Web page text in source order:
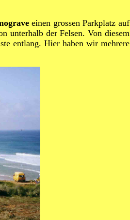
einen grossen Parkplatz auf
unterhalb der Felsen. Von diesem
entlang. Hier haben wir mehrere